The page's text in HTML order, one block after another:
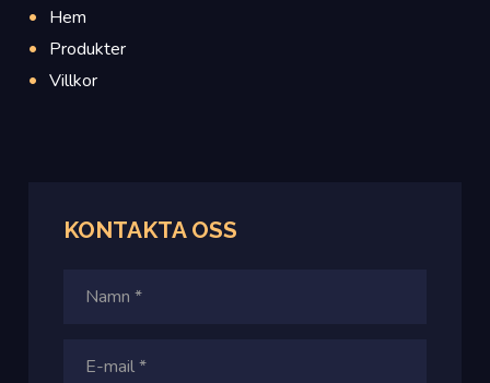
Hem
Produkter
Villkor
KONTAKTAOSS